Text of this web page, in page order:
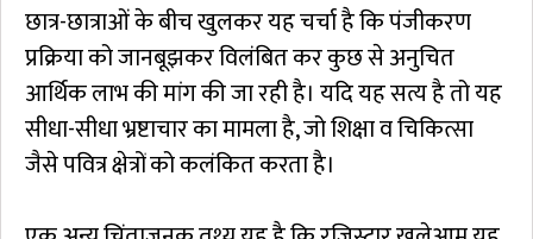
छात्र-छात्राओं के बीच खुलकर यह चर्चा है कि पंजीकरण
प्रक्रिया को जानबूझकर विलंबित कर कुछ से अनुचित
आर्थिक लाभ की मांग की जा रही है। यदि यह सत्य है तो यह
सीधा-सीधा भ्रष्टाचार का मामला है, जो शिक्षा व चिकित्सा
जैसे पवित्र क्षेत्रों को कलंकित करता है।